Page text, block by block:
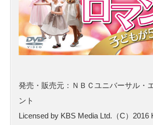
発売・販売元：ＮＢＣユニバーサル・
ント
Licensed by KBS Media Ltd.（C）2016